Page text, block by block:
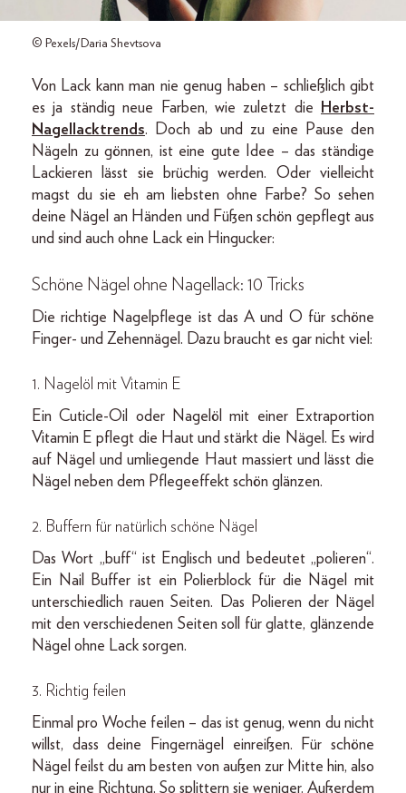
© Pexels/Daria Shevtsova
Von Lack kann man nie genug haben – schließlich gibt
es ja ständig neue Farben, wie zuletzt die
Herbst-
Nagellacktrends. Doch ab und zu eine Pause den
Nägeln zu gönnen, ist eine gute Idee – das ständige
Lackieren lässt sie brüchig werden. Oder vielleicht
magst du sie eh am liebsten ohne Farbe? So sehen
deine Nägel an Händen und Füßen schön gepflegt aus
und sind auch ohne Lack ein Hingucker:
Schöne Nägel ohne Nagellack: 10 Tricks
Die richtige Nagelpflege ist das A und O für schöne
Finger- und Zehennägel. Dazu braucht es gar nicht viel:
1. Nagelöl mit Vitamin E
Ein Cuticle-Oil oder Nagelöl mit einer Extraportion
Vitamin E pflegt die Haut und stärkt die Nägel. Es wird
auf Nägel und umliegende Haut massiert und lässt die
Nägel neben dem Pflegeeffekt schön glänzen.
2. Buffern für natürlich schöne Nägel
Das Wort „buff“ ist Englisch und bedeutet „polieren“.
Ein Nail Buffer ist ein Polierblock für die Nägel mit
unterschiedlich rauen Seiten. Das Polieren der Nägel
mit den verschiedenen Seiten soll für glatte, glänzende
Nägel ohne Lack sorgen.
3. Richtig feilen
Einmal pro Woche feilen – das ist genug, wenn du nicht
willst, dass deine Fingernägel einreißen. Für schöne
Nägel feilst du am besten von außen zur Mitte hin, also
nur in eine Richtung. So splittern sie weniger. Außerdem